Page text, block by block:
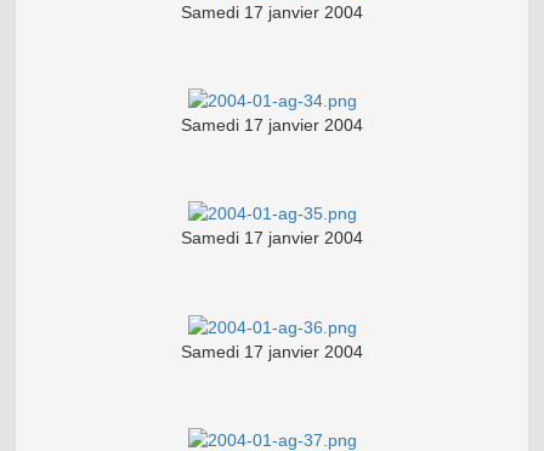
Samedi 17 janvier 2004
Samedi 17 janvier 2004
Samedi 17 janvier 2004
Samedi 17 janvier 2004